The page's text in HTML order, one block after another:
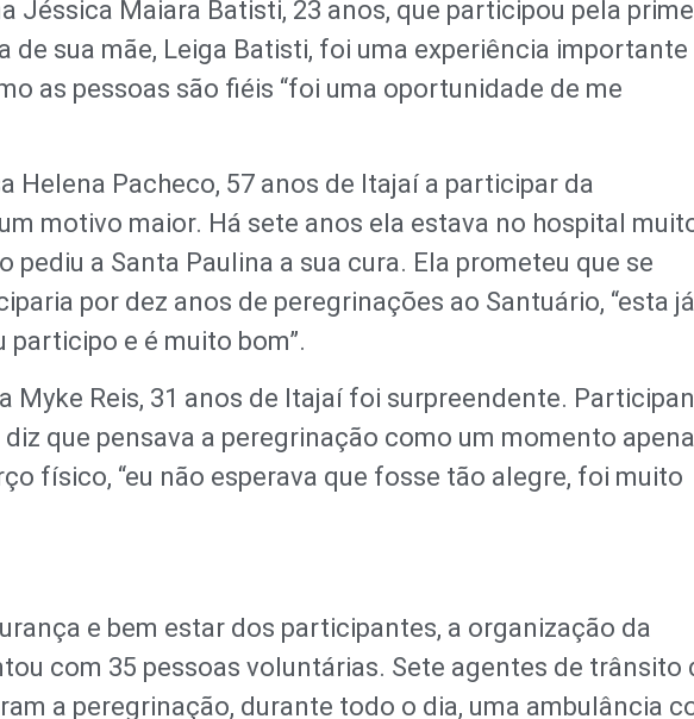
Jéssica Maiara Batisti, 23 anos, que participou pela
de sua mãe, Leiga Batisti, foi uma experiência importante
as pessoas são fiéis “foi uma oportunidade de me
Helena Pacheco, 57 anos de Itajaí a participar da
motivo maior. Há sete anos ela estava no hospital
pediu a Santa Paulina a sua cura. Ela prometeu que se
por dez anos de peregrinações ao Santuário, “esta
participo e é muito bom”.
Myke Reis, 31 anos de Itajaí foi surpreendente.
diz que pensava a peregrinação como um momento
físico, “eu não esperava que fosse tão alegre, foi muito
e bem estar dos participantes, a organização da
com 35 pessoas voluntárias. Sete agentes de trânsito
a peregrinação, durante todo o dia, uma ambulância